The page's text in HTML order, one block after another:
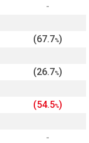
-
(67.7%)
(26.7%)
(54.5%)
-